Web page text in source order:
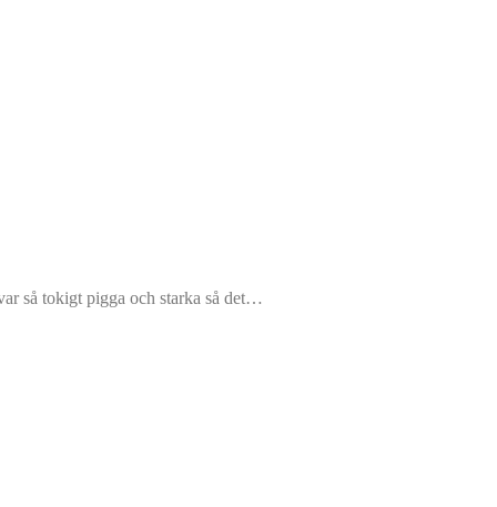
så tokigt pigga och starka så det…